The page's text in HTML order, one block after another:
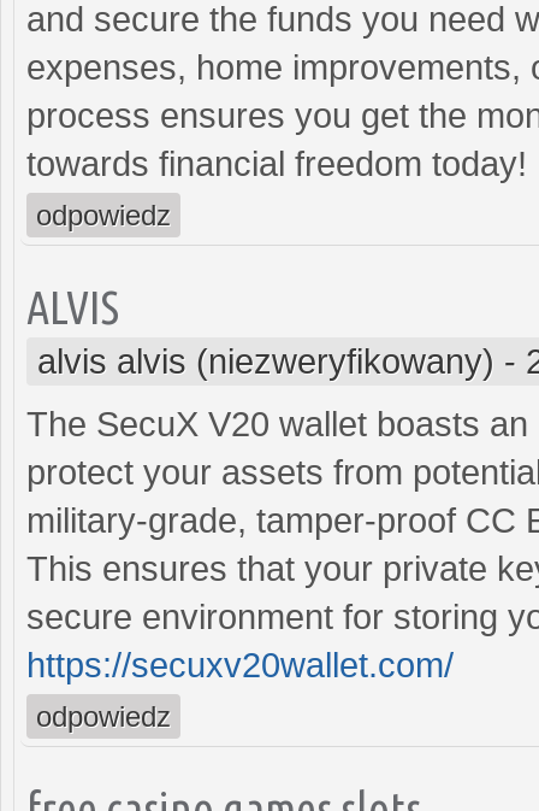
and secure the funds you need
expenses, home
process ensures you get the
towards financial freedom today!
odpowiedz
ALVIS
alvis alvis (niezweryfikowany) -
The SecuX V20 wallet boasts
protect your assets from
military-grade, tamper-proof CC
This ensures that your private
secure environment for storing
https://secuxv20wallet.com/
odpowiedz